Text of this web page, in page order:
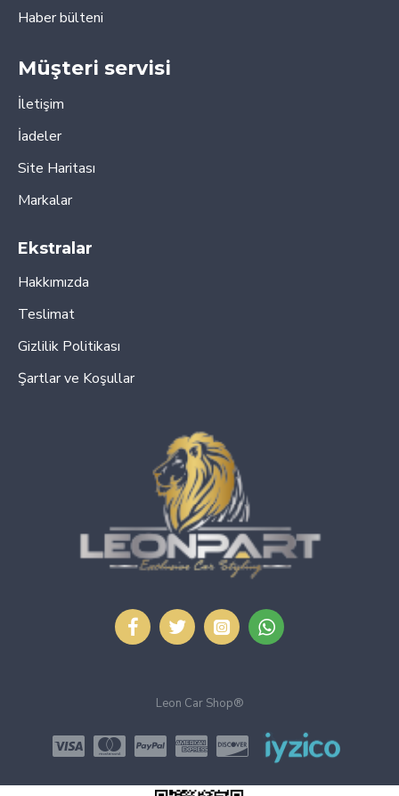
Haber bülteni
Müşteri servisi
İletişim
İadeler
Site Haritası
Markalar
Ekstralar
Hakkımızda
Teslimat
Gizlilik Politikası
Şartlar ve Koşullar
Leon Car Shop®